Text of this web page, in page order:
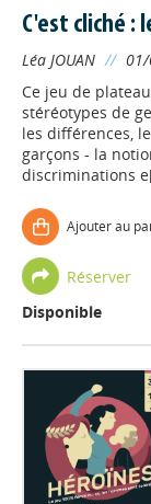
C'est cliché :
Léa JOUAN //
Ce jeu de
stéréotypes de
les différences,
garçons - la
discriminations
Ajouter au
Réserver
Disponible